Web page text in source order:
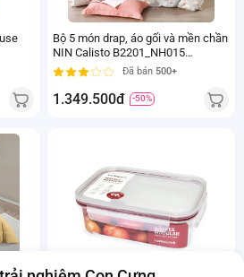
Bộ 5 món drap, áo gối và mền chần
NIN Calisto B2201_NH015
(160x200+30cm) Giao màu ngẫu
nhiên
Đã bán 500+
1.349.500đ -50%